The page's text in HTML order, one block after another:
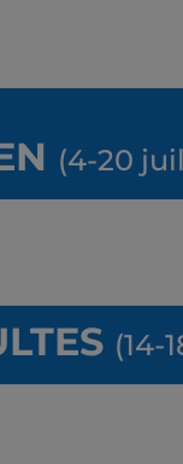
(4-20
(14-